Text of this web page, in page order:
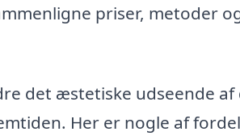
priser, metoder
det æstetiske udseende af
Her er nogle af